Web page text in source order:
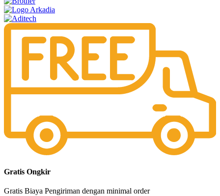
Gratis Ongkir
Gratis Biaya Pengiriman dengan minimal order